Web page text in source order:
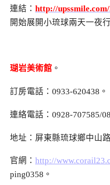
連結： http://
開始展開小琉球兩天一夜
瑚岩美術館 。
訂房電話：0933-620438。
連絡電話：0928-707585/
地址：屏東縣琉球鄉中山
官網： http://
ping0358。